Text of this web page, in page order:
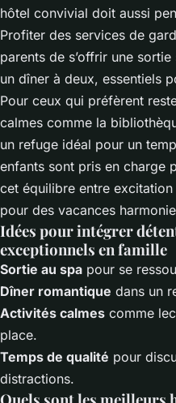
hôtel convivial doit aussi
Profiter des services de
parents de s’offrir une
un dîner à deux, essentiels
Pour ceux qui préfèrent
calmes comme la
un refuge idéal pour un
enfants sont pris en charge
cet équilibre entre
pour des vacances
Idées pour intégrer
exceptionnels en famille
Sortie au spa pour se
Dîner romantique dans un
Activités calmes comme
place.
Temps de qualité pour
distractions.